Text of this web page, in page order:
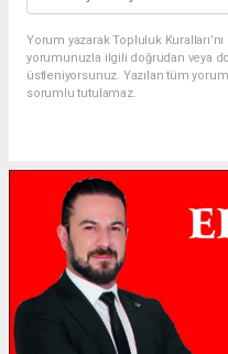
Yorum yazarak Topluluk
yorumunuzla ilgili doğrudan veya
üstleniyorsunuz. Yazılan tüm
sorumlu tutulamaz.